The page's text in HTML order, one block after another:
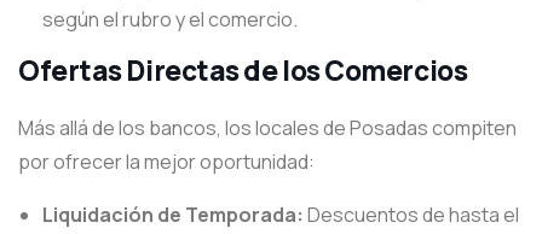
según el rubro y el comercio.
Ofertas Directas de los Comercios
Más allá de los bancos, los locales de Posadas compiten
por ofrecer la mejor oportunidad:
Liquidación de Temporada: Descuentos de hasta el